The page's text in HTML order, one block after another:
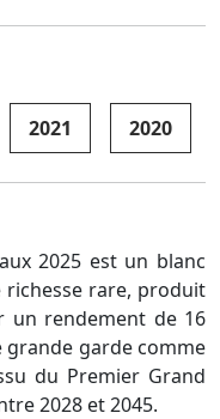
2021 2020
2025 est un blanc
richesse rare, produit
un rendement de 16
grande garde comme
du Premier Grand
2028 et 2045.